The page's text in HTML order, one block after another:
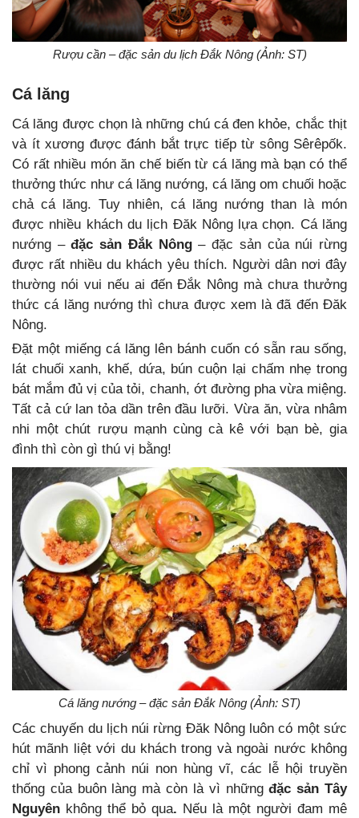
Rượu cần – đặc sản du lịch Đắk Nông (Ảnh: ST)
Cá lăng
Cá lăng được chọn là những chú cá đen khỏe, chắc thịt
và ít xương được đánh bắt trực tiếp từ sông Sêrêpốk.
Có rất nhiều món ăn chế biến từ cá lăng mà bạn có thể
thưởng thức như cá lăng nướng, cá lăng om chuối hoặc
chả cá lăng. Tuy nhiên, cá lăng nướng than là món
được nhiều khách du lịch Đăk Nông lựa chọn. Cá lăng
nướng –đặc sản ĐắkNông– đặc sản của núi rừng
được rất nhiều du khách yêu thích. Người dân nơi đây
thường nói vui nếu ai đến Đắk Nông mà chưa thưởng
thức cá lăng nướng thì chưa được xem là đã đến Đăk
Nông.
Đặt một miếng cá lăng lên bánh cuốn có sẵn rau sống,
lát chuối xanh, khế, dứa, bún cuộn lại chấm nhẹ trong
bát mắm đủ vị của tỏi, chanh, ớt đường pha vừa miệng.
Tất cả cứ lan tỏa dần trên đầu lưỡi. Vừa ăn, vừa nhâm
nhi một chút rượu mạnh cùng cà kê với bạn bè, gia
đình thì còn gì thú vị bằng!
Cá lăng nướng – đặc sản Đắk Nông (Ảnh: ST)
Các chuyến du lịch núi rừng Đăk Nông luôn có một sức
hút mãnh liệt với du khách trong và ngoài nước không
chỉ vì phong cảnh núi non hùng vĩ, các lễ hội truyền
thống của buôn làng mà còn là vì nhữngđặc sản Tây
Nguyên không thể bỏ qua. Nếu là một người đam mê